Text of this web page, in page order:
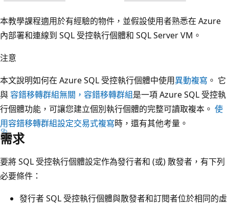
本教學課程適用於有經驗的物件，並假設使用者熟悉在 Azure
內部署和連線到 SQL 受控執行個體和 SQL Server VM。
注意
本文說明如何在 Azure SQL 受控執行個體中使用異動複寫 。 它
與 容錯移轉群組無關，容錯移轉群組是一項 Azure SQL 受控執
行個體功能，可讓您建立個別執行個體的完整可讀取複本。 使
用容錯移轉群組設定交易式複寫時，還有其他考量。
需求
要將 SQL 受控執行個體設定作為發行者和 (或) 散發者，有下列
必要條件：
發行者 SQL 受控執行個體與散發者和訂閱者位於相同的虛